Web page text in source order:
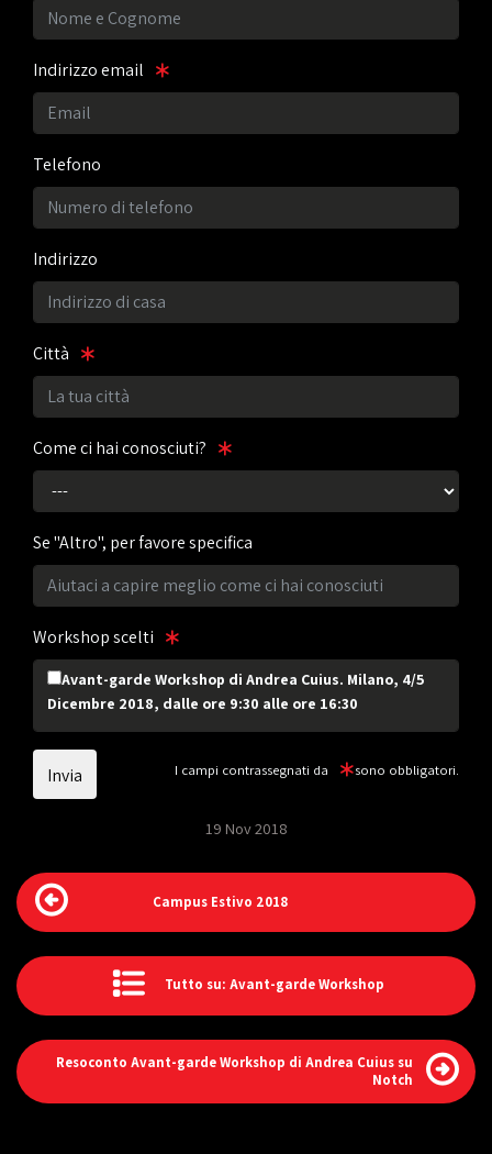
Indirizzo email
Telefono
Indirizzo
Città
Come ci hai conosciuti?
Se "Altro", per favore specifica
Workshop scelti
Avant-garde Workshop di Andrea Cuius. Milano, 4/5
Dicembre 2018, dalle ore 9:30 alle ore 16:30
I campi contrassegnati da sono obbligatori.
19 Nov 2018
Campus Estivo 2018
Tutto su: Avant-garde Workshop
Resoconto Avant-garde Workshop di Andrea Cuius su
Notch